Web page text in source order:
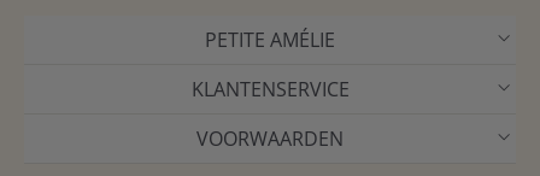
PETITE AMÉLIE
KLANTENSERVICE
VOORWAARDEN